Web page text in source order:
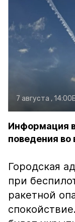
7 августа , 14:00
Информация
поведения
Городская
при
ракетной